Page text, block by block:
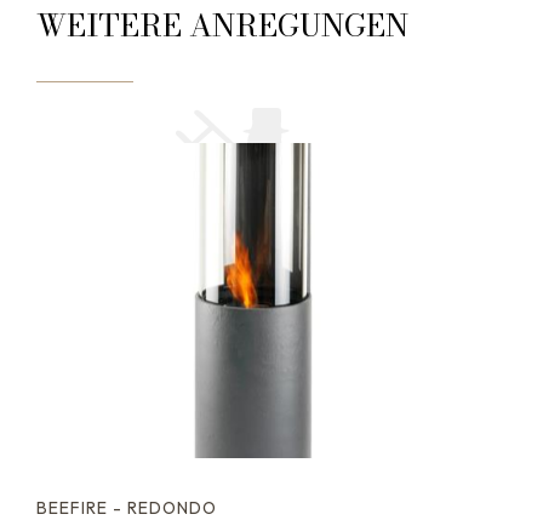
WEITERE ANREGUNGEN
BEEFIRE - REDONDO